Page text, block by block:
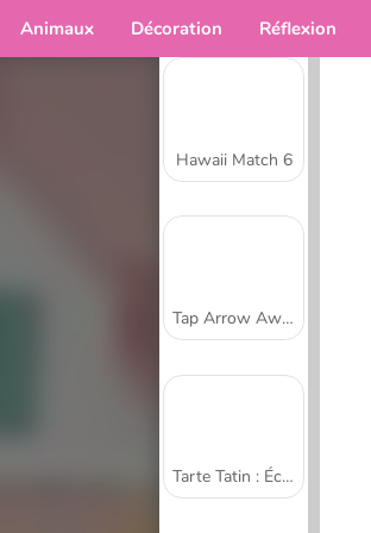
Animaux Décoration Réflexion
Hawaii Match 6
Tap Arrow Away
Tarte Tatin : École de cuisine de Sara